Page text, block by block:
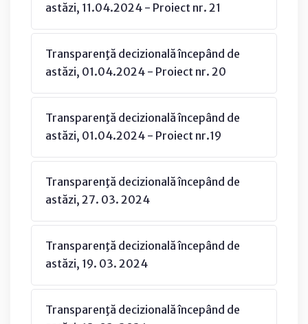
astăzi, 11.04.2024 - Proiect nr. 21
Transparenţă decizională începând de
astăzi, 01.04.2024 - Proiect nr. 20
Transparenţă decizională începând de
astăzi, 01.04.2024 - Proiect nr.19
Transparenţă decizională începând de
astăzi, 27. 03. 2024
Transparenţă decizională începând de
astăzi, 19. 03. 2024
Transparenţă decizională începând de